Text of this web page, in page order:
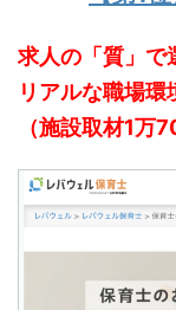
求人の「質」で
リアルな職場
（施設取材1万